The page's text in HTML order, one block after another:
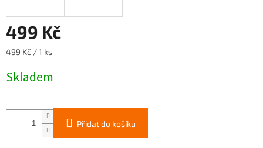
499 Kč
Měrná
499 Kč / 1 ks
Skladem
Přidat do košíku